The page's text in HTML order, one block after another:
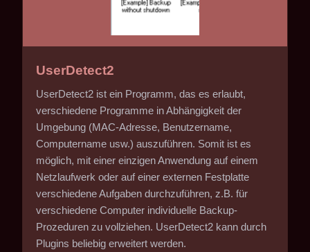
UserDetect2
UserDetect2 ist ein Programm, das es erlaubt,
verschiedene Programme in Abhängigkeit der
Umgebung (MAC-Adresse, Benutzername,
Computername usw.) auszuführen. Somit ist es
möglich, mit einer einzigen Anwendung auf einem
Netzlaufwerk oder auf einer externen Festplatte
verschiedene Aufgaben durchzuführen, z.B. für
verschiedene Computer individuelle Backup-
Prozeduren zu vollziehen. UserDetect2 kann durch
Plugins beliebig erweitert werden.